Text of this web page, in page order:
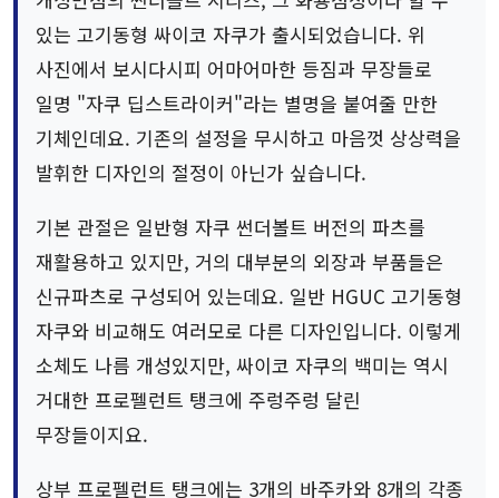
있는 고기동형 싸이코 자쿠가 출시되었습니다. 위
사진에서 보시다시피 어마어마한 등짐과 무장들로
일명 "자쿠 딥스트라이커"라는 별명을 붙여줄 만한
기체인데요. 기존의 설정을 무시하고 마음껏 상상력을
발휘한 디자인의 절정이 아닌가 싶습니다.
기본 관절은 일반형 자쿠 썬더볼트 버전의 파츠를
재활용하고 있지만, 거의 대부분의 외장과 부품들은
신규파츠로 구성되어 있는데요. 일반 HGUC 고기동형
자쿠와 비교해도 여러모로 다른 디자인입니다. 이렇게
소체도 나름 개성있지만, 싸이코 자쿠의 백미는 역시
거대한 프로펠런트 탱크에 주렁주렁 달린
무장들이지요.
상부 프로펠런트 탱크에는 3개의 바주카와 8개의 각종